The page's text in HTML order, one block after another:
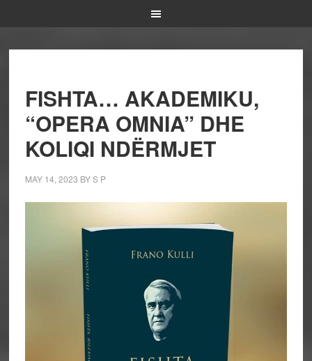
FISHTA… AKADEMIKU,
“OPERA OMNIA” DHE
KOLIQI NDËRMJET
MAY 14, 2023 BYS P